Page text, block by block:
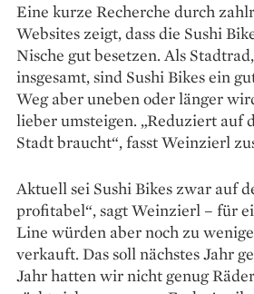
Eine kurze Recherche durch
Websites zeigt, dass die Sushi
Nische gut besetzen. Als
insgesamt, sind Sushi Bikes ein
Weg aber uneben oder länger
lieber umsteigen. „Reduziert auf
Stadt braucht“, fasst Weinzierl
Aktuell sei Sushi Bikes zwar auf
profitabel“, sagt Weinzierl – für
Line würden aber noch zu
verkauft. Das soll nächstes Jahr
Jahr hatten wir nicht genug